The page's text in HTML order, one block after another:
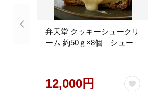
弁天堂 クッキーシュークリ
ーム 約50ｇ×8個 シュー
12,000円